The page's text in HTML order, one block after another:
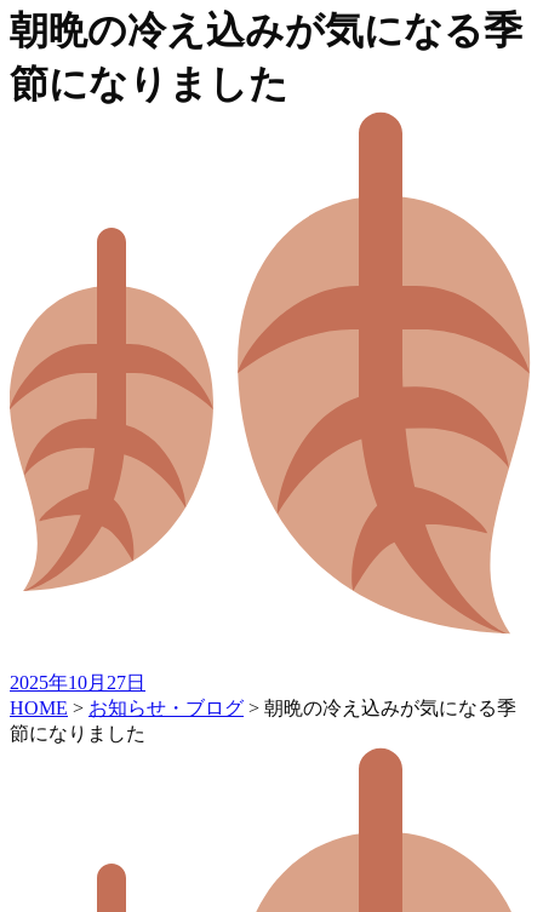
朝晩の冷え込みが気になる季
節になりました
2025年10月27日
HOME > お知らせ・ブログ > 朝晩の冷え込みが気になる季
節になりました